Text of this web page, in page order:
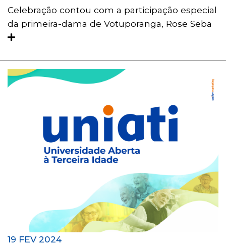
Celebração contou com a participação especial
da primeira-dama de Votuporanga, Rose Seba
19 FEV 2024